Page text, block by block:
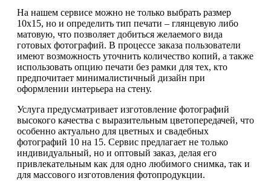
На нашем сервисе можно не только выбрать размер
10х15, но и определить тип печати – глянцевую либо
матовую, что позволяет добиться желаемого вида
готовых фотографий. В процессе заказа пользователи
имеют возможность уточнить количество копий, а также
использовать опцию печати без рамки для тех, кто
предпочитает минималистичный дизайн при
оформлении интерьера на стену.
Услуга предусматривает изготовление фотографий
высокого качества с выразительным цветопередачей, что
особенно актуально для цветных и свадебных
фотографий 10 на 15. Сервис предлагает не только
индивидуальный, но и оптовый заказ, делая его
привлекательным как для одно любимого снимка, так и
для массового изготовления фотопродукции.